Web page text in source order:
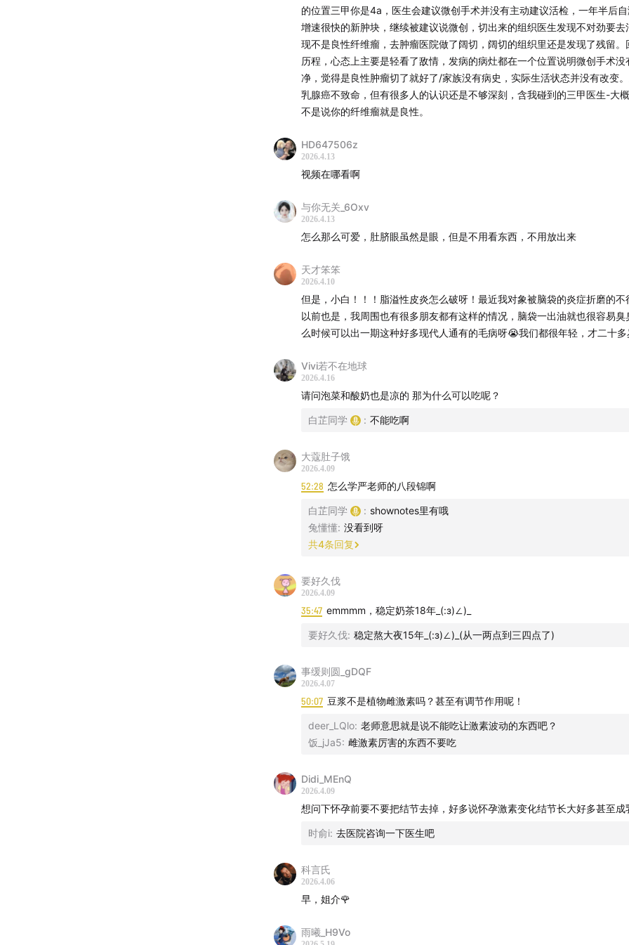
2. 自身体质
脾虚湿盛：易水肿、虚胖、大便黏、皮肤出油
肝气郁结：敏感、多想、纠结、情绪内耗、爱生气（是结节最常见的诱因）
重点：这三种体质经常同时存在，就是典型的—结节体质
3. 生活习惯（直接诱因）
①、吃辣、冰饮、高糖高油、乱补阿胶/蜂王浆，会刺激激素、加重湿气
​③、久坐不动，气血跑不动，瘀堵在乳腺
​④、不注意保暖，肚子受凉，伤脾胃阳气，湿气更重
①、长期自我内耗、高敏感、过度自我觉察
②、连续生气、情绪压抑，是结节重要始动因素
5. 年龄因素
①、女性35岁后（五七之年），阳明脉衰、冲任脉气血不足
②、乳腺气血流速变慢，更易沉积形成结节
五、结节到底是怎么长出来的？
1. 肝气郁结 → 气滞
2. 脾虚生湿 → 痰湿
5. 结节长在虚寒、不通畅的经络位置
六、日常调理方案
1. 疏肝理气（核心）
穴位：太冲、膻中、期门，日常按揉/敲打
情绪：不压抑、不内耗、接纳自己，避免长期生气
2. 健脾祛湿（忌口严格）
暂停：蜂王浆、豆浆、阿胶、燕窝等可能影响激素/滋腻补品
的位置三甲你是4a，医生会建议微创手术并没有主动建议活检，一年半后
增速很快的新肿块，继续被建议说微创，切出来的组织医生发现不对劲要去
现不是良性纤维瘤，去肿瘤医院做了阔切，阔切的组织里还是发现了残留。
历程，心态上主要是轻看了敌情，发病的病灶都在一个位置说明微创手术没
净，觉得是良性肿瘤切了就好了/家族没有病史，实际生活状态并没有改变
乳腺癌不致命，但有很多人的认识还是不够深刻，含我碰到的三甲医生-大
不是说你的纤维瘤就是良性。
HD647506z
2026.4.13
视频在哪看啊
与你无关_6Oxv
2026.4.13
怎么那么可爱，肚脐眼虽然是眼，但是不用看东西，不用放出来
天才笨笨
2026.4.10
但是，小白！！！脂溢性皮炎怎么破呀！最近我对象被脑袋的炎症折磨的不
以前也是，我周围也有很多朋友都有这样的情况，脑袋一出油就也很容易臭
么时候可以出一期这种好多现代人通有的毛病呀😭我们都很年轻，才二十
Vivi若不在地球
2026.4.16
请问泡菜和酸奶也是凉的 那为什么可以吃呢？
白芷同学 : 不能吃啊
大蔻肚子饿
2026.4.09
52:28 怎么学严老师的八段锦啊
白芷同学 : shownotes里有哦
兔懂懂: 没看到呀
共4条回复
要好久伐
2026.4.09
35:47 emmmm，稳定奶茶18年_(:з)∠)_
要好久伐: 稳定熬大夜15年_(:з)∠)_(从一两点到三四点了)
事缓则圆_gDQF
2026.4.07
50:07 豆浆不是植物雌激素吗？甚至有调节作用呢！
deer_LQlo: 老师意思就是说不能吃让激素波动的东西吧？
饭_jJa5: 雌激素厉害的东西不要吃
Didi_MEnQ
2026.4.09
想问下怀孕前要不要把结节去掉，好多说怀孕激素变化结节长大好多甚至成
时俞i: 去医院咨询一下医生吧
科言氏
2026.4.06
早，姐介🌹
雨曦_H9Vo